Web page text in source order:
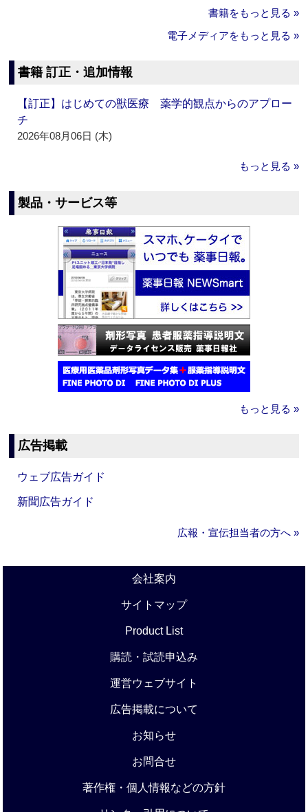
書籍をもっと見る »
電子メディアをもっと見る »
書籍 訂正・追加情報
【訂正】はじめての獣医療 薬学的観点からのアプロー
チ
2026年08月06日 (木)
もっと見る »
製品・サービス等
もっと見る »
広告掲載
ウェブ広告ガイド
新聞広告ガイド
広報・宣伝担当者の方へ »
会社案内
サイトマップ
Product List
購読・試読申込み
運営ウェブサイト
広告掲載について
お知らせ
お問合せ
著作権・個人情報などの方針